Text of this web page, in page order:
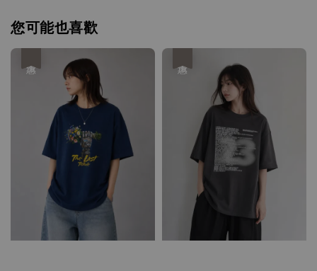
您可能也喜歡